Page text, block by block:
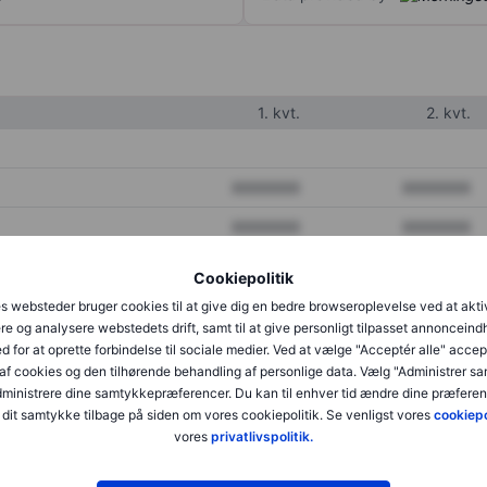
Cookiepolitik
websteder bruger cookies til at give dig en bedre browseroplevelse ved at
og analysere webstedets drift, samt til at give personligt tilpasset
for at oprette forbindelse til sociale medier. Ved at vælge "Acceptér alle"
cookies og den tilhørende behandling af personlige data. Vælg "Administrer
dine samtykkepræferencer. Du kan til enhver tid ændre dine
samtykke tilbage på siden om vores cookiepolitik. Se venligst vores
vores privatlivspolitik.
1. kvt. 2. kvt.
XXXXXXX XXXXXXX
XXXXXXX